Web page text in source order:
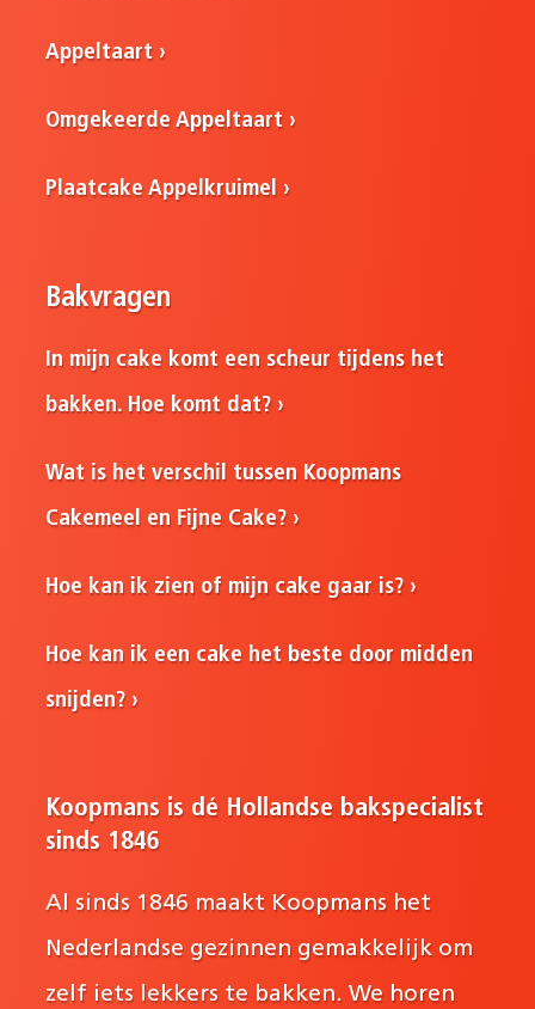
Appeltaart
Omgekeerde Appeltaart
Plaatcake Appelkruimel
Bakvragen
In mijn cake komt een scheur tijdens het
bakken. Hoe komt dat?
Wat is het verschil tussen Koopmans
Cakemeel en Fijne Cake?
Hoe kan ik zien of mijn cake gaar is?
Hoe kan ik een cake het beste door midden
snijden?
Koopmans is dé Hollandse bakspecialist
sinds 1846
Al sinds 1846 maakt Koopmans het
Nederlandse gezinnen gemakkelijk om
zelf iets lekkers te bakken. We horen